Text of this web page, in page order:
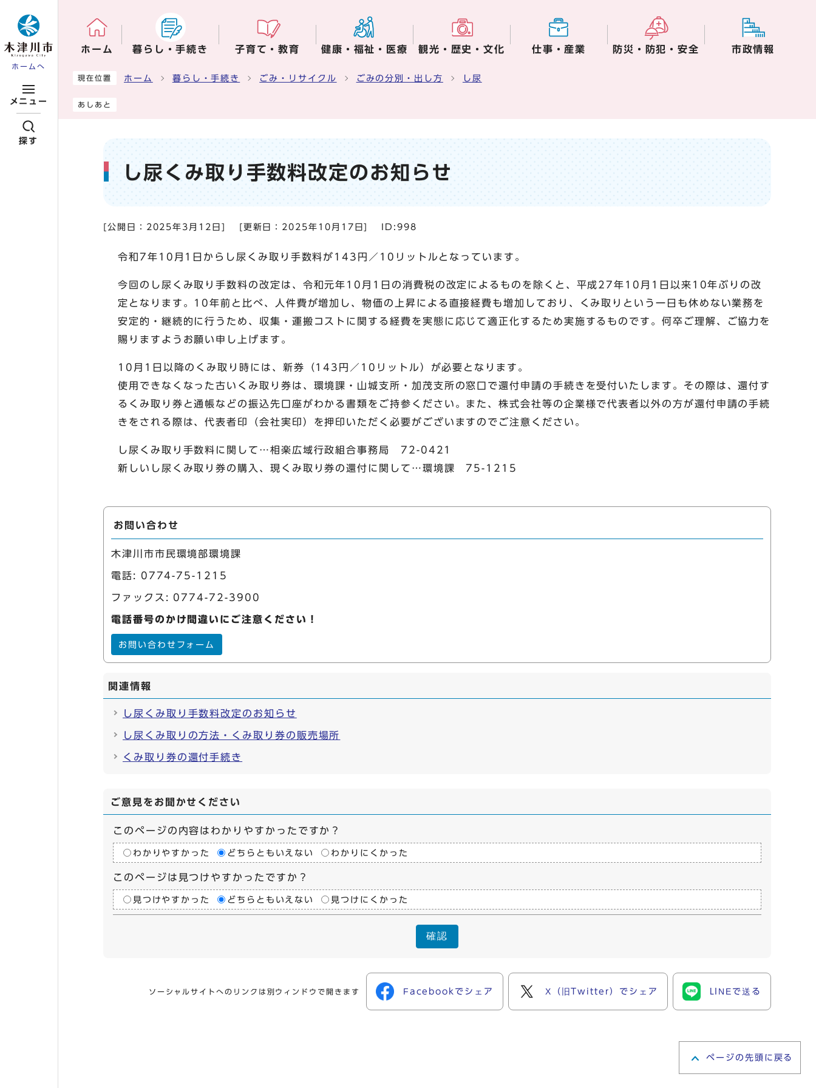
ホームへ
メニュー
探す
ホーム 暮らし・手続き 子育て・教育 健康・福祉・医療 観光・歴史・文化 仕事・産業 防災・防犯・安全 市政情報
ここから本文です
現在位置 ホーム 暮らし・手続き ごみ・リサイクル ごみの分別・出し方 し尿
あしあと
し尿くみ取り手数料改定のお知らせ
[公開日： 2025年3月12日 [更新日： 2025年10月17日 ID:998
令和7年10月1日からし尿くみ取り手数料が143円／10リットルとなっています。
今回のし尿くみ取り手数料の改定は、令和元年10月1日の消費税の改定によるものを除くと、平成27年10月1日以来10年ぶりの改
定となります。10年前と比べ、人件費が増加し、物価の上昇による直接経費も増加しており、くみ取りという一日も休めない業務を
安定的・継続的に行うため、収集・運搬コストに関する経費を実態に応じて適正化するため実施するものです。何卒ご理解、ご協力を
賜りますようお願い申し上げます。
10月1日以降のくみ取り時には、新券（143円／10リットル）が必要となります。
使用できなくなった古いくみ取り券は、環境課・山城支所・加茂支所の窓口で還付申請の手続きを受付いたします。その際は、還付す
るくみ取り券と通帳などの振込先口座がわかる書類をご持参ください。また、株式会社等の企業様で代表者以外の方が還付申請の手続
きをされる際は、代表者印（会社実印）を押印いただく必要がございますのでご注意ください。
し尿くみ取り手数料に関して…相楽広域行政組合事務局 72-0421
新しいし尿くみ取り券の購入、現くみ取り券の還付に関して…環境課 75-1215
お問い合わせ
木津川市市民環境部環境課
電話: 0774-75-1215
ファックス: 0774-72-3900
電話番号のかけ間違いにご注意ください！
お問い合わせフォーム
関連情報
し尿くみ取り手数料改定のお知らせ
し尿くみ取りの方法・くみ取り券の販売場所
くみ取り券の還付手続き
ご意見をお聞かせください
このページの内容はわかりやすかったですか？
わかりやすかった どちらともいえない わかりにくかった
このページは見つけやすかったですか？
見つけやすかった どちらともいえない 見つけにくかった
確認
ソーシャルサイトへのリンクは別ウィンドウで開きます Facebookでシェア X（旧Twitter）でシェア LINEで送る
ページの先頭に戻る